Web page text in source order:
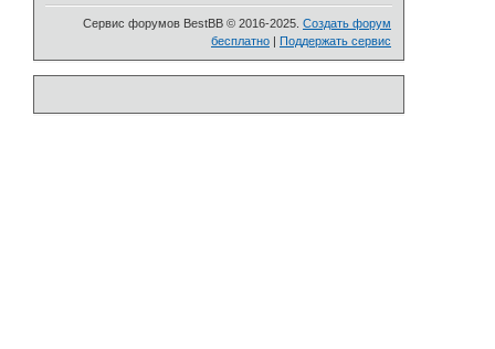
Сервис форумов BestBB © 2016-2025. Создать форум
бесплатно | Поддержать сервис